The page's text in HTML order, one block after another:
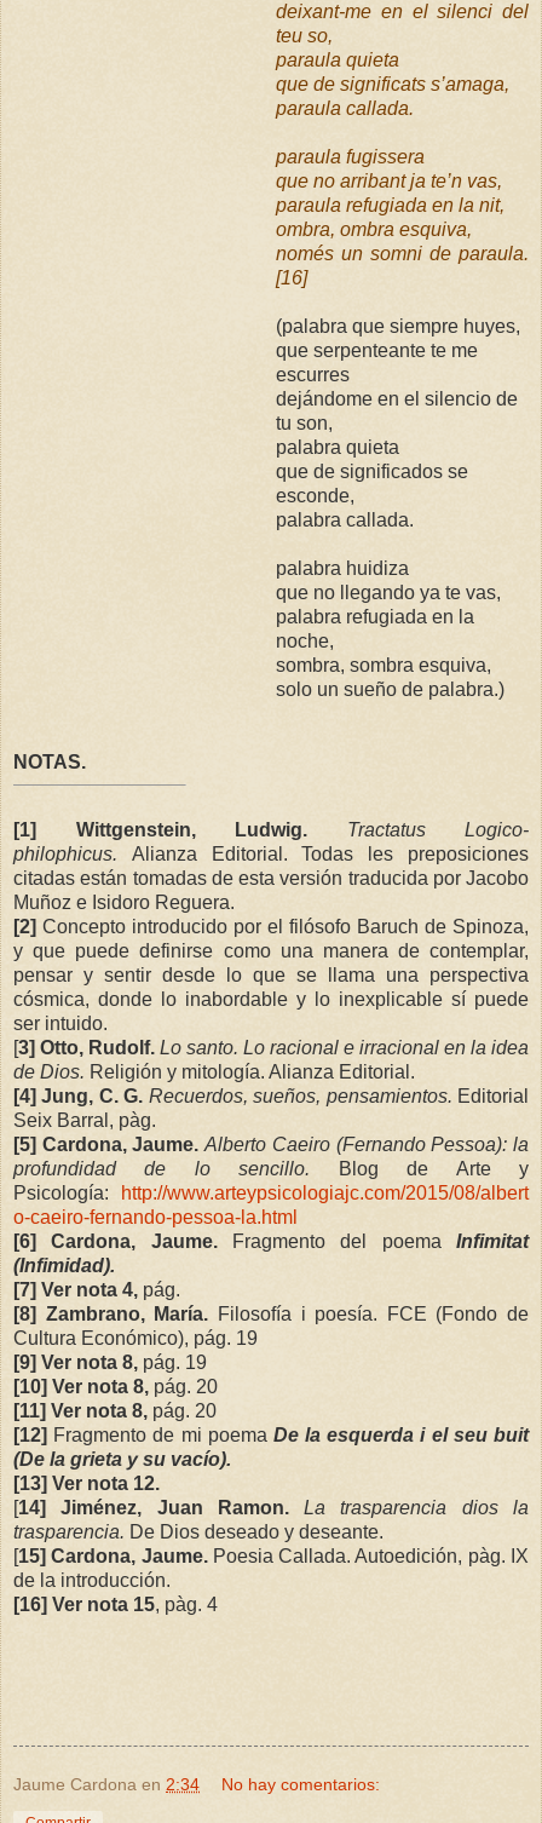
deixant-me en el silenci del
teu so,
paraula quieta
que de significats s’amaga,
paraula callada.
paraula fugissera
que no arribant ja te’n vas,
paraula refugiada en la nit,
ombra, ombra esquiva,
només un somni de paraula.
[16]
(palabra que siempre huyes,
que serpenteante te me
escurres
dejándome en el silencio de
tu son,
palabra quieta
que de significados se
esconde,
palabra callada.
palabra huidiza
que no llegando ya te vas,
palabra refugiada en la
noche,
sombra, sombra esquiva,
solo un sueño de palabra.)
NOTAS.
[1] Wittgenstein, Ludwig.
Tractatus Logico-
philophicus. Alianza Editorial. Todas les preposiciones
citadas están tomadas de esta versión traducida por Jacobo
Muñoz e Isidoro Reguera.
[2] Concepto introducido por el filósofo Baruch de Spinoza,
y que puede definirse como una manera de contemplar,
pensar y sentir desde lo que se llama una perspectiva
cósmica, donde lo inabordable y lo inexplicable sí puede
ser intuido.
3] Otto, Rudolf. Lo santo. Lo racional e irracional en la idea
de Dios. Religión y mitología. Alianza Editorial.
[4] Jung, C. G. Recuerdos, sueños, pensamientos. Editorial
Seix Barral, pàg.
[5] Cardona, Jaume. Alberto Caeiro (Fernando Pessoa): la
profundidad de lo sencillo. Blog de Arte y
Psicología:
http://www.arteypsicologiajc.com/2015/08/albert
o-caeiro-fernando-pessoa-la.html
[6] Cardona, Jaume.
Fragmento del poemaInfimitat
(Infimidad).
[7] Ver nota 4, pág.
[8] Zambrano, María. Filosofía i poesía. FCE (Fondo de
Cultura Económico), pág. 19
[9] Ver nota 8, pág. 19
[10] Ver nota 8, pág. 20
[11] Ver nota 8, pág. 20
[12] Fragmento de mi poema De la esquerda i el seu buit
(De la grieta y su vacío).
[13] Ver nota 12.
14]Jiménez, Juan Ramon.
La trasparencia dios la
trasparencia. De Dios deseado y deseante.
15]Cardona, Jaume.Poesia Callada. Autoedición, pàg. IX
de la introducción.
[16] Ver nota 15, pàg. 4
Jaume Cardona en 2:34 No hay comentarios: